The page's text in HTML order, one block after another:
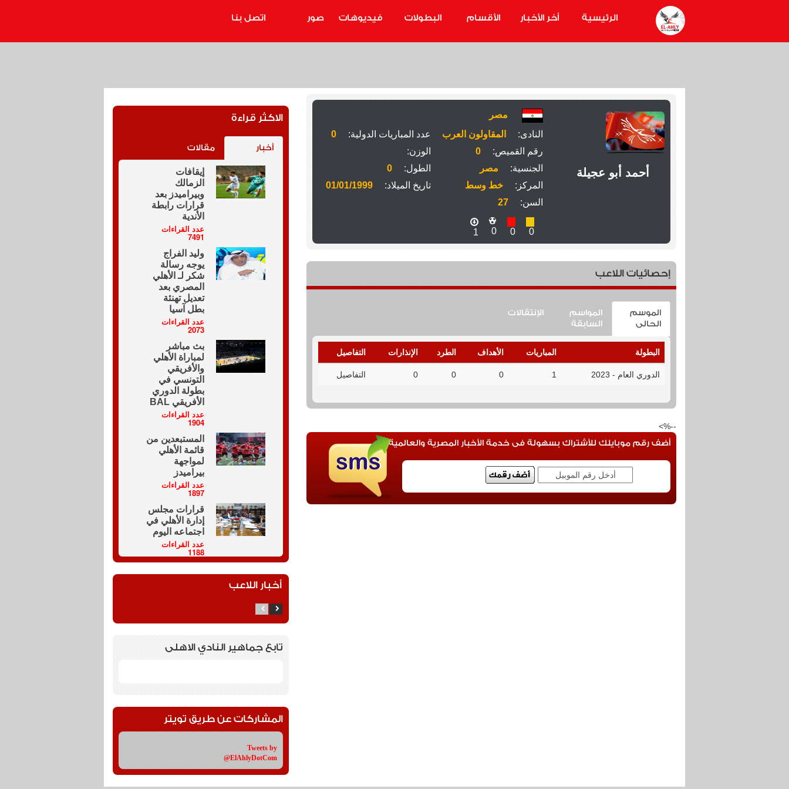
الرئيسية أخر الأخبار الأقسام البطولات فيديوهات صور اتصل بنا
أحمد أبو عجيلة
مصر
النادى:
المقاولون العرب عدد المباريات الدولية:
0
رقم القميص:
0
الوزن:
الجنسية:
مصر الطول:
0
المركز:
خط وسط تاريخ الميلاد:
01/01/1999
السن:
27
0
0
0
1
إحصائيات اللاعب
الموسم
الحالى
المواسم
السابقة
الإنتقالات
البطولة المباريات الأهداف الطرد الإنذارات التفاصيل
الدوري العام - 2023 1
0
0
0 التفاصيل
--%>
أضف رقم موبايلك للأشتراك بسهولة فى خدمة الأخبار المصرية والعالمية
الاكثر قراءة
أخبار مقالات
إيقافات
الزمالك
وبيراميدز بعد
قرارات رابطة
الأندية
عدد القراءات
7491
وليد الفراج
يوجه رسالة
شكر لـ الأهلي
المصري بعد
تعديل تهنئة
بطل آسيا
عدد القراءات
2073
بث مباشر
لمباراة الأهلي
والأفريقي
التونسي في
بطولة الدوري
الأفريقي BAL
عدد القراءات
1904
المستبعدين من
قائمة الأهلي
لمواجهة
بيراميدز
عدد القراءات
1897
قرارات مجلس
إدارة الأهلي في
اجتماعه اليوم
عدد القراءات
1188
أخبار اللاعب
تابع جماهير النادي الاهلى
المشاركات عن طريق تويتر
Tweets by
@ElAhlyDotCom